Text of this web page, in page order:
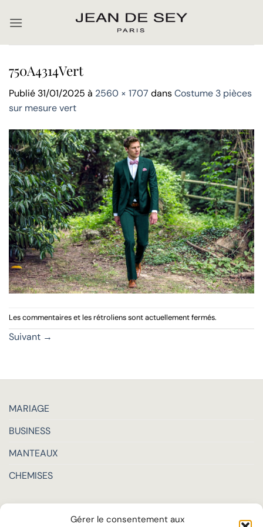
Gérer le consentement aux
750A4314Vert
Publié 31/01/2025 à 2560 × 1707 dansCostume 3 pièces
sur mesure vert
Les commentaires et les rétroliens sont actuellement fermés.
Suivant →
MARIAGE
BUSINESS
MANTEAUX
CHEMISES